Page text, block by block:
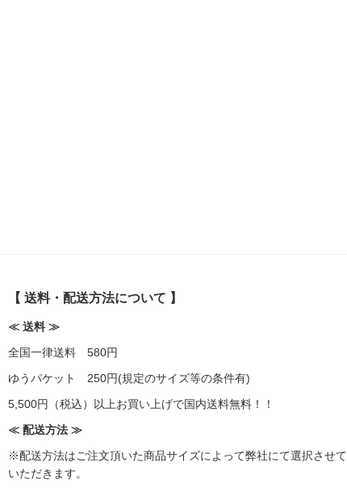
【 送料・配送方法について 】
≪ 送料 ≫
全国一律送料 580円
ゆうパケット 250円(規定のサイズ等の条件有)
5,500円（税込）以上お買い上げで国内送料無料！！
≪ 配送方法 ≫
※配送方法はご注文頂いた商品サイズによって弊社にて選択させて
いただきます。